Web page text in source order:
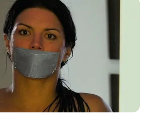
(SCTV | 2014), sebagai Bintang Tamu
Dolit
(2015) sebagai Miranda
Ajaib Pembawa Petaka
sebagai Steffy